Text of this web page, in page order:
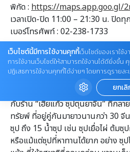
พิกัด : https://maps.app.goo.gl/
เวลาเปิด-ปิด 11:00 – 21:30 น. ปิดทุ
เบอร์โทรศัพท์ : 02-238-1733
เฮียแก้ว ซุปตุ๋นยาจีนโ
ร้านเล็กๆ อีกหนึ่งหมุดหมายของบา
กับร้าน “เฮียแก้ว ซุปตุ๋นยาจีน” ที่กลา
ทรัยพ์ ที่อยู่คู่กันมายาวนานกว่า 30 จี
ซุป ถึง 15 น้ำซุป เช่น ซุปเยื่อไผ่ ต้ม
หรือแม้แต่ซุปที่หาทานได้ยาก อย่าง ซุ
เว็บไซต์นี้มีการใช้งานคุกกี้เว็บไซต์ของเราใ
การใช้งานเว็บไซต์ให้สามารถใช้งานได้ดียิ่งขึ้
ปฏิเสธการใช้งานคุกกี้ได้ง่ายๆ โดยการดูรายล
ยกเลิ